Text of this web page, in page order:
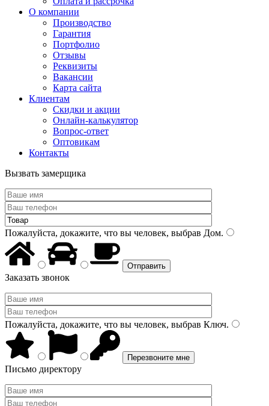
О компании
Производство
Гарантия
Портфолио
Отзывы
Реквизиты
Вакансии
Карта сайта
Клиентам
Скидки и акции
Онлайн-калькулятор
Вопрос-ответ
Оптовикам
Контакты
Вызвать замерщика
Пожалуйста, докажите, что вы человек, выбрав Дом.
Заказать звонок
Пожалуйста, докажите, что вы человек, выбрав Ключ.
Письмо директору